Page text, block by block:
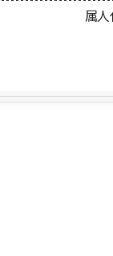
属人